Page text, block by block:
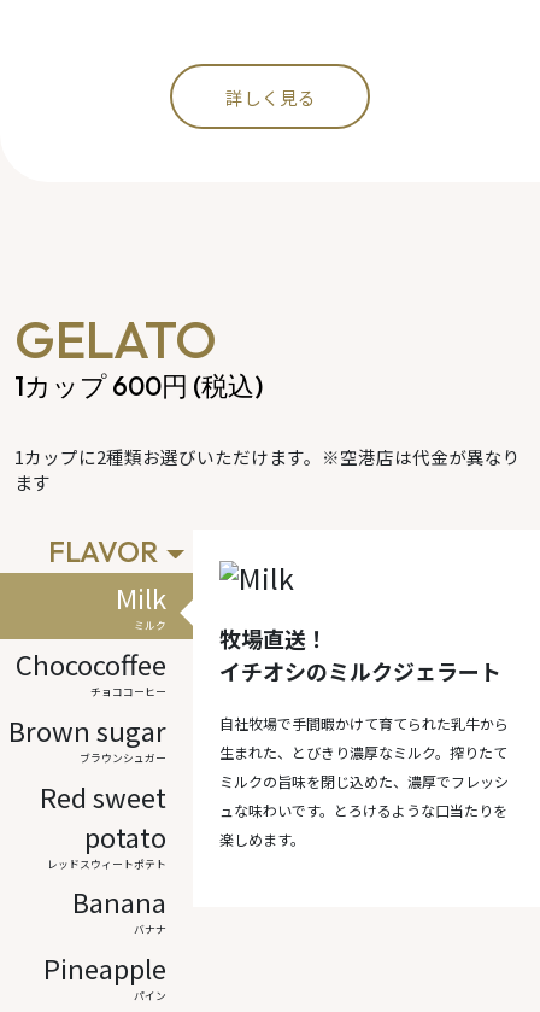
詳しく見る
GELATO
1カップ 600円 (税込)
1カップに2種類お選びいただけます。※空港店は代金が異なり
ます
FLAVOR
Milk
ミルク
Chococoffee
チョココーヒー
Brown sugar
ブラウンシュガー
Red sweet
potato
レッドスウィートポテト
Banana
バナナ
Pineapple
パイン
牧場直送！
イチオシのミルクジェラート
自社牧場で手間暇かけて育てられた乳牛から
生まれた、とびきり濃厚なミルク。搾りたて
ミルクの旨味を閉じ込めた、濃厚でフレッシ
ュな味わいです。とろけるような口当たりを
楽しめます。